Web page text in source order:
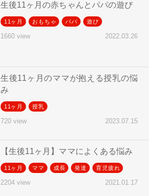
生後11ヶ月の赤ちゃんとパパの遊び
11ヶ月 おもちゃ パパ 遊び
1660 view 2022.03.26
生後11ヶ月のママが抱える授乳の悩
み
11ヶ月 授乳
720 view 2023.07.15
【生後11ヶ月】ママによくある悩み
11ヶ月 ママ 成長 発達 育児疲れ
2204 view 2021.01.17